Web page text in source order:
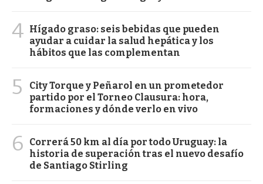
4 Hígado graso: seis bebidas que pueden
ayudar a cuidar la salud hepática y los
hábitos que las complementan
5
City Torque y Peñarol en un prometedor
partido por el Torneo Clausura: hora,
formaciones y dónde verlo en vivo
6
Correrá 50 km al día por todo Uruguay: la
historia de superación tras el nuevo desafío
de Santiago Stirling